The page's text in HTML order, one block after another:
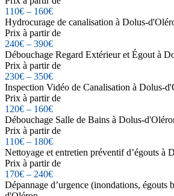
110€ – 160€
Hydrocurage de canalisation à Dolus-
Prix à partir de
240€ – 390€
Débouchage Regard Extérieur et Égout à
Prix à partir de
230€ – 350€
Inspection Vidéo de Canalisation à Dolus-
Prix à partir de
120€ – 160€
Débouchage Salle de Bains à Dolus-
Prix à partir de
110€ – 180€
Nettoyage et entretien préventif d’égouts à
Prix à partir de
170€ – 240€
Dépannage d’urgence (inondations,